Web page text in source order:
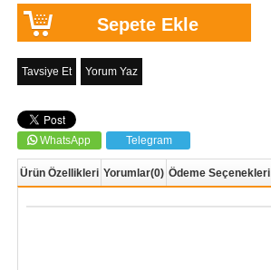
Tavsiye Et Yorum Yaz
WhatsApp Telegram
Ürün Özellikleri Yorumlar(0) Ödeme Seçenekleri